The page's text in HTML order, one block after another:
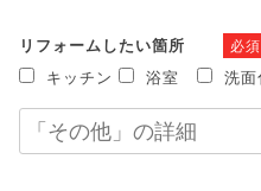
リフォームしたい箇所 必須
キッチン 浴室 洗面